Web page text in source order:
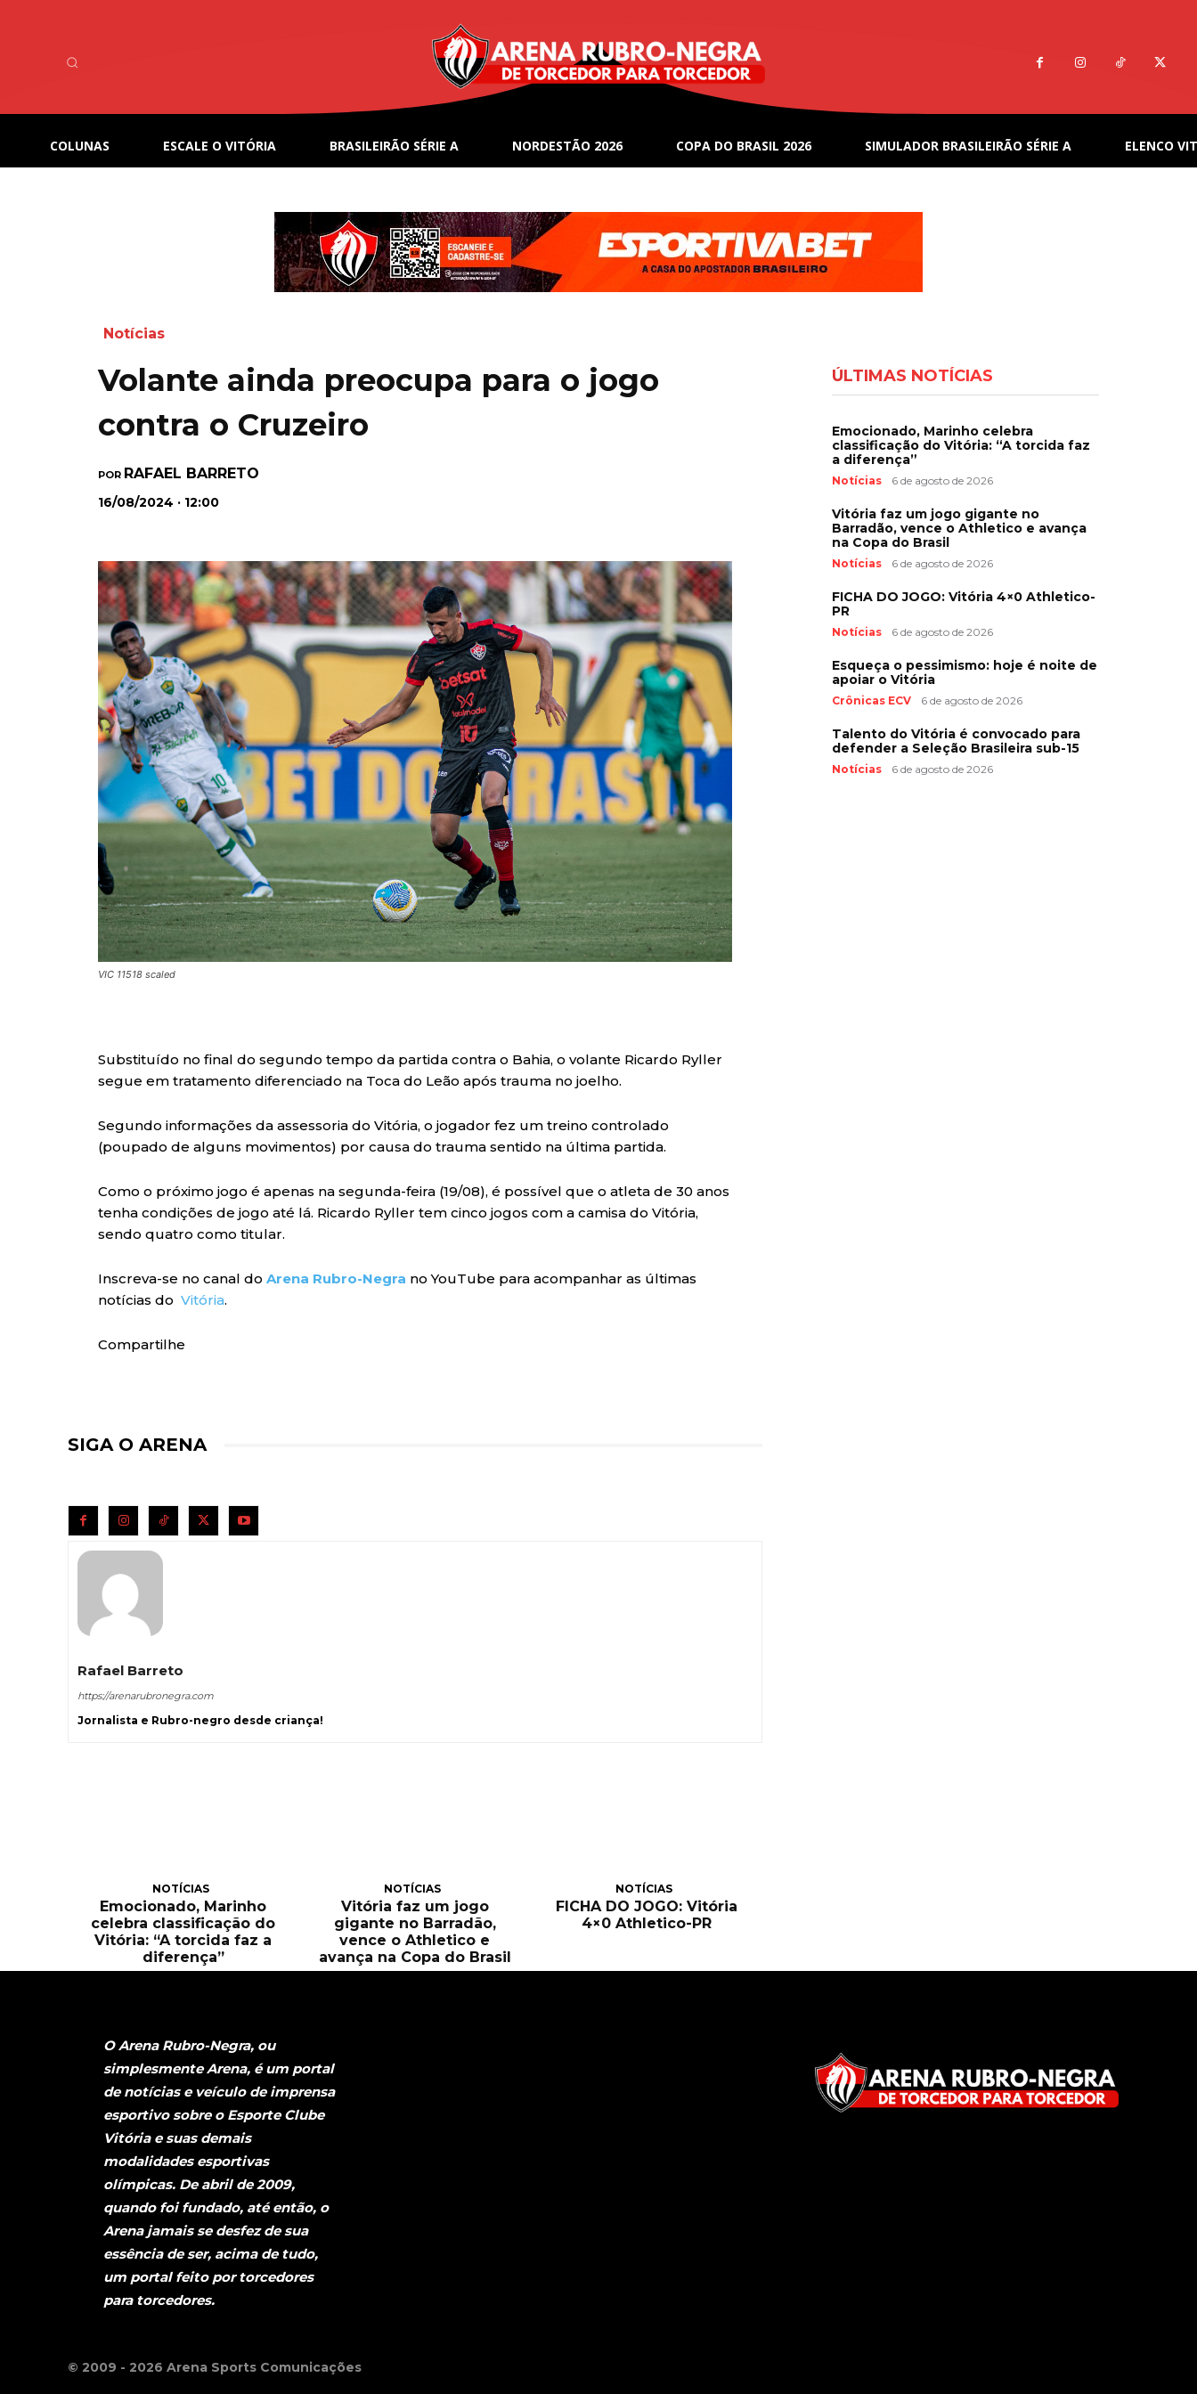
COLUNAS ESCALE O VITÓRIA BRASILEIRÃO SÉRIE A NORDESTÃO 2026 COPA DO BRASIL 2026 SIMULADOR BRASILEIRÃO SÉRIE A ELENCO
Notícias
Volante ainda preocupa para o jogo
contra o Cruzeiro
POR RAFAEL BARRETO
16/08/2024 · 12:00
VIC 11518 scaled
Substituído no final do segundo tempo da partida contra o Bahia, o volante Ricardo Ryller
segue em tratamento diferenciado na Toca do Leão após trauma no joelho.
Segundo informações da assessoria do Vitória, o jogador fez um treino controlado
(poupado de alguns movimentos) por causa do trauma sentido na última partida.
Como o próximo jogo é apenas na segunda-feira (19/08), é possível que o atleta de 30 anos
tenha condições de jogo até lá. Ricardo Ryller tem cinco jogos com a camisa do Vitória,
sendo quatro como titular.
Inscreva-se no canal do Arena Rubro-Negra no YouTube para acompanhar as últimas
notícias do Vitória.
Compartilhe
SIGA O ARENA
Rafael Barreto
https://arenarubronegra.com
Jornalista e Rubro-negro desde criança!
NOTÍCIAS
Emocionado, Marinho
celebra classificação do
Vitória: “A torcida faz a
diferença”
NOTÍCIAS
Vitória faz um jogo
gigante no Barradão,
vence o Athletico e
avança na Copa do Brasil
NOTÍCIAS
FICHA DO JOGO: Vitória
4×0 Athletico-PR
ÚLTIMAS NOTÍCIAS
Emocionado, Marinho celebra
classificação do Vitória: “A torcida faz
a diferença”
Notícias 6 de agosto de 2026
Vitória faz um jogo gigante no
Barradão, vence o Athletico e avança
na Copa do Brasil
Notícias 6 de agosto de 2026
FICHA DO JOGO: Vitória 4×0 Athletico-
PR
Notícias 6 de agosto de 2026
Esqueça o pessimismo: hoje é noite de
apoiar o Vitória
Crônicas ECV 6 de agosto de 2026
Talento do Vitória é convocado para
defender a Seleção Brasileira sub-15
Notícias 6 de agosto de 2026
O Arena Rubro-Negra, ou
simplesmente Arena, é um portal
de notícias e veículo de imprensa
esportivo sobre o Esporte Clube
Vitória e suas demais
modalidades esportivas
olímpicas. De abril de 2009,
quando foi fundado, até então, o
Arena jamais se desfez de sua
essência de ser, acima de tudo,
um portal feito por torcedores
para torcedores.
© 2009 - 2026 Arena Sports Comunicações